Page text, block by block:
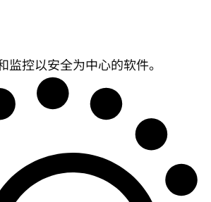
监控以安全为中心的软件。